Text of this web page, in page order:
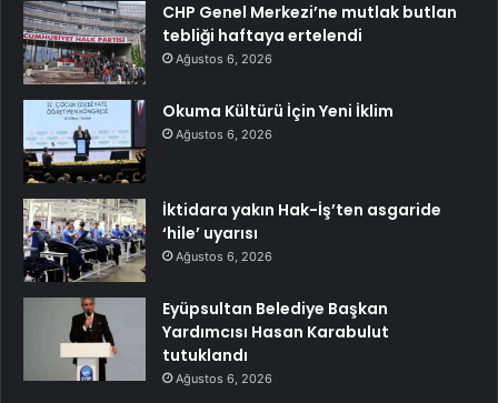
CHP Genel Merkezi’ne mutlak butlan
tebliği haftaya ertelendi
Ağustos 6, 2026
Okuma Kültürü İçin Yeni İklim
Ağustos 6, 2026
İktidara yakın Hak-İş’ten asgaride
‘hile’ uyarısı
Ağustos 6, 2026
Eyüpsultan Belediye Başkan
Yardımcısı Hasan Karabulut
tutuklandı
Ağustos 6, 2026